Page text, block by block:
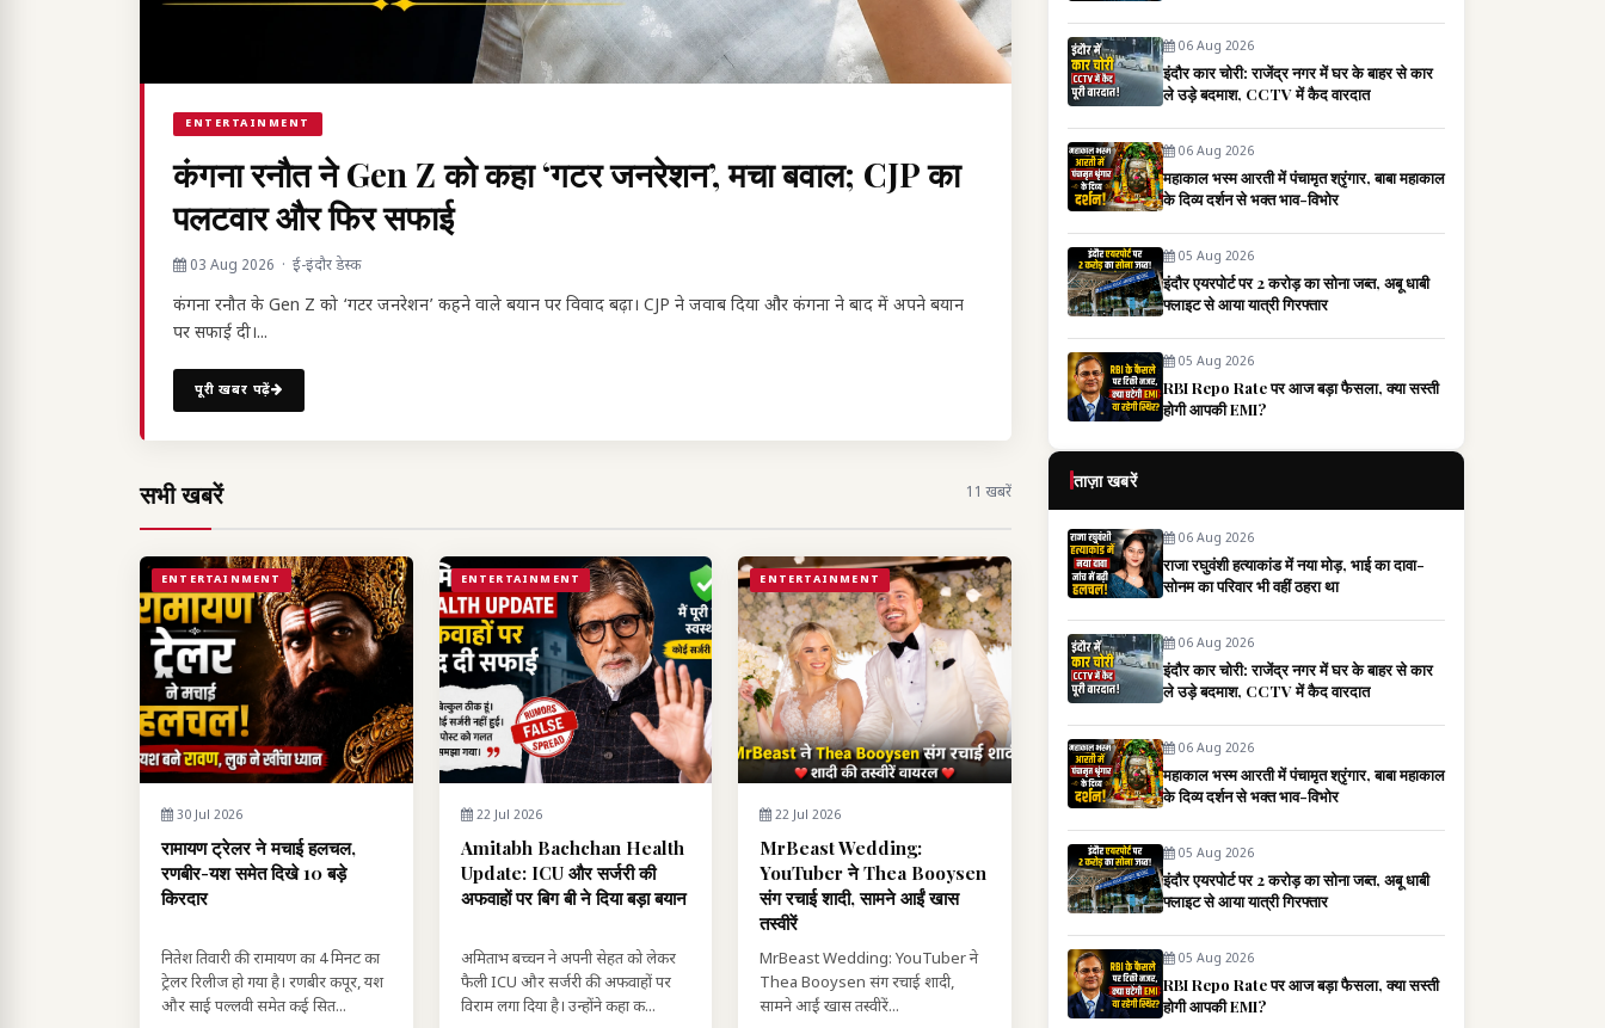
ENTERTAINMENT
कंगना रनौत ने Gen Z को कहा ‘गटर जनरेशन’, मचा बवाल; CJP का
पलटवार और फिर सफाई
03 Aug 2026 · ई-इंदौर डेस्क
कंगना रनौत के Gen Z को ‘गटर जनरेशन’ कहने वाले बयान पर विवाद बढ़ा। CJP ने जवाब दिया और कंगना ने बाद में अपने बयान
पर सफाई दी।...
पूरी खबर पढ़ें
सभी खबरें 11 खबरें
ENTERTAINMENT
30 Jul 2026
रामायण ट्रेलर ने मचाई हलचल,
रणबीर-यश समेत दिखे 10 बड़े
किरदार
नितेश तिवारी की रामायण का 4 मिनट का
ट्रेलर रिलीज हो गया है। रणबीर कपूर, यश
और साई पल्लवी समेत कई सित...
ENTERTAINMENT
22 Jul 2026
Amitabh Bachchan Health
Update: ICU और सर्जरी की
अफवाहों पर बिग बी ने दिया बड़ा बयान
अमिताभ बच्चन ने अपनी सेहत को लेकर
फैली ICU और सर्जरी की अफवाहों पर
विराम लगा दिया है। उन्होंने कहा क...
ENTERTAINMENT
22 Jul 2026
MrBeast Wedding:
YouTuber ने Thea Booysen
संग रचाई शादी, सामने आईं खास
तस्वीरें
MrBeast Wedding: YouTuber ने
Thea Booysen संग रचाई शादी,
सामने आईं खास तस्वीरें...
06 Aug 2026
इंदौर कार चोरी: राजेंद्र नगर में घर के बाहर से कार
ले उड़े बदमाश, CCTV में कैद वारदात
06 Aug 2026
महाकाल भस्म आरती में पंचामृत श्रृंगार, बाबा महाकाल
के दिव्य दर्शन से भक्त भाव-विभोर
05 Aug 2026
इंदौर एयरपोर्ट पर 2 करोड़ का सोना जब्त, अबू धाबी
फ्लाइट से आया यात्री गिरफ्तार
05 Aug 2026
RBI Repo Rate पर आज बड़ा फैसला, क्या सस्ती
होगी आपकी EMI?
ताज़ा खबरें
06 Aug 2026
राजा रघुवंशी हत्याकांड में नया मोड़, भाई का दावा-
सोनम का परिवार भी वहीं ठहरा था
06 Aug 2026
इंदौर कार चोरी: राजेंद्र नगर में घर के बाहर से कार
ले उड़े बदमाश, CCTV में कैद वारदात
06 Aug 2026
महाकाल भस्म आरती में पंचामृत श्रृंगार, बाबा महाकाल
के दिव्य दर्शन से भक्त भाव-विभोर
05 Aug 2026
इंदौर एयरपोर्ट पर 2 करोड़ का सोना जब्त, अबू धाबी
फ्लाइट से आया यात्री गिरफ्तार
05 Aug 2026
RBI Repo Rate पर आज बड़ा फैसला, क्या सस्ती
होगी आपकी EMI?